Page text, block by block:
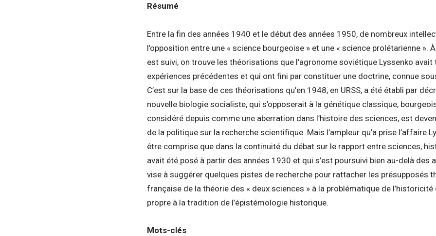
Résumé
Entre la fin des années 1940 et le début des années 1950, de nombreux
l’opposition entre une « science bourgeoise » et une « science prolétarienne ».
est suivi, on trouve les théorisations que l’agronome soviétique Lyssenko
expériences précédentes et qui ont fini par constituer une doctrine, connue
C’est sur la base de ces théorisations qu’en 1948, en URSS, a été établi par
nouvelle biologie socialiste, qui s’opposerait à la génétique classique,
considéré depuis comme une aberration dans l’histoire des sciences, est
de la politique sur la recherche scientifique. Mais l’ampleur qu’a prise l’affaire
être comprise que dans la continuité du débat sur le rapport entre sciences,
avait été posé à partir des années 1930 et qui s’est poursuivi bien au-delà des
vise à suggérer quelques pistes de recherche pour rattacher les présupposés
française de la théorie des « deux sciences » à la problématique de
propre à la tradition de l’épistémologie historique.
Mots-clés